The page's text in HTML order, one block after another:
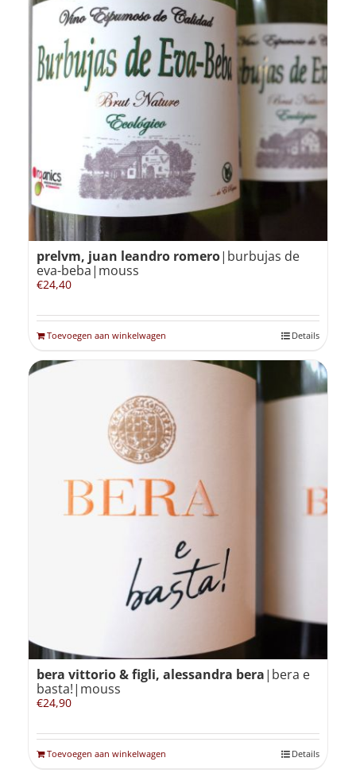
prelvm, juan leandro romero|burbujas de
eva-beba|mouss
€24,40
Toevoegen aan winkelwagen Details
bera vittorio & figli, alessandra bera|bera e
basta!|mouss
€24,90
Toevoegen aan winkelwagen Details